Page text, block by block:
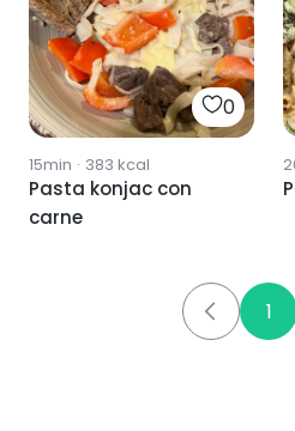
0
15min · 383 kcal
Pasta konjac con
carne
1